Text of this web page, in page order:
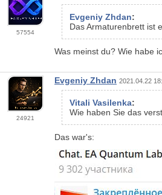
57554
Evgeniy Zhdan:
Das Armaturenbrett ist
Was meinst du? Wie habe
24921
Evgeniy Zhdan 2021.04.22
Vitali Vasilenka:
Wie haben Sie das
Das war's: